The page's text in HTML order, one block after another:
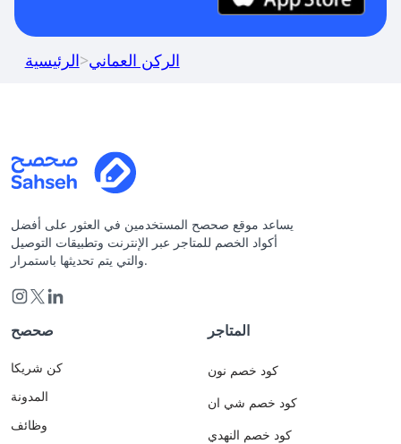
الرئيسية>الركن العماني
يساعد موقع صحصح المستخدمين في العثور على أفضل
أكواد الخصم للمتاجر عبر الإنترنت وتطبيقات التوصيل
والتي يتم تحديثها باستمرار.
صحصح
كن شريكا
المدونة
وظائف
المتاجر
كود خصم نون
كود خصم شي ان
كود خصم النهدي